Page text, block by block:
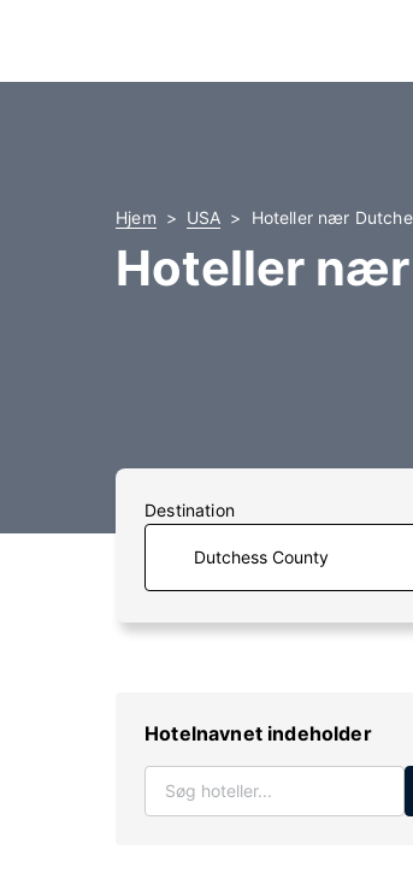
Hjem USA Hoteller nær
Hoteller nær
Destination
Hotelnavnet indeholder